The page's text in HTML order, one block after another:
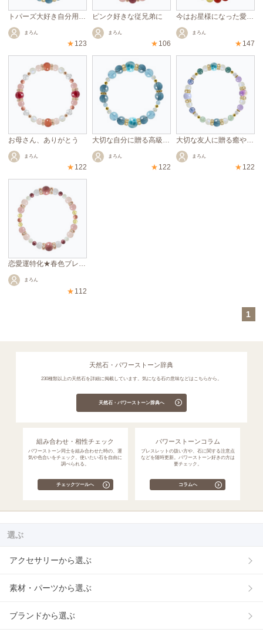
まろん
★ 123
ピンク好きな従兄弟に
まろん
★ 106
今はお星様になった愛犬へ
まろん
★ 147
お母さん、ありがとう
まろん
★ 122
まろん
★ 122
大切な友人に贈る癒やしブレスレット
まろん
★ 122
恋愛運特化★春色ブレスレット
まろん
★ 112
1
天然石・パワーストーン辞典
230種類以上の天然石を詳細に掲載しています。気になる石の意味などはこちらから。
天然石・パワーストーン辞典へ
組み合わせ・相性チェック
パワーストーン同士を組み合わせた時の、運
気や色合いをチェック。使いたい石を自由に
調べられる。
チェックツールへ
パワーストーンコラム
ブレスレットの扱い方や、石に関する注意点
などを随時更新。パワーストーン好きの方は
要チェック。
コラムへ
選ぶ
アクセサリーから選ぶ
素材・パーツから選ぶ
ブランドから選ぶ